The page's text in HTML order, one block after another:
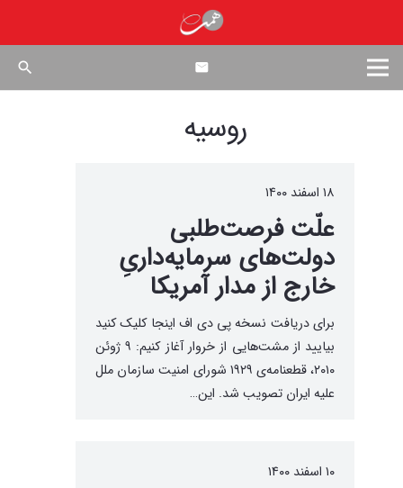
search
روسیه
۱۸ اسفند ۱۴۰۰
علّت فرصت‌طلبی
دولت‌های سرمایه‌داریِ
خارج از مدار آمریکا
برای دریافت نسخه پی دی اف اینجا کلیک کنید
بیایید از مشت‌هایی از خروار آغاز کنیم: ۹ ژوئن
۲۰۱۰، قطعنامه‌ی ۱۹۲۹ شورای امنیت سازمان ملل
علیه ایران تصویب شد. این…
۱۰ اسفند ۱۴۰۰